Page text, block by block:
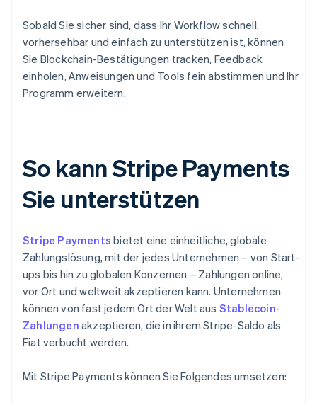
Sobald Sie sicher sind, dass Ihr Workflow schnell,
vorhersehbar und einfach zu unterstützen ist, können
Sie Blockchain-Bestätigungen tracken, Feedback
einholen, Anweisungen und Tools fein abstimmen und Ihr
Programm erweitern.
So kann Stripe Payments
Sie unterstützen
Stripe Payments bietet eine einheitliche, globale
Zahlungslösung, mit der jedes Unternehmen – von Start-
ups bis hin zu globalen Konzernen – Zahlungen online,
vor Ort und weltweit akzeptieren kann. Unternehmen
können von fast jedem Ort der Welt aus Stablecoin-
Zahlungen akzeptieren, die in ihrem Stripe-Saldo als
Fiat verbucht werden.
Mit Stripe Payments können Sie Folgendes umsetzen: